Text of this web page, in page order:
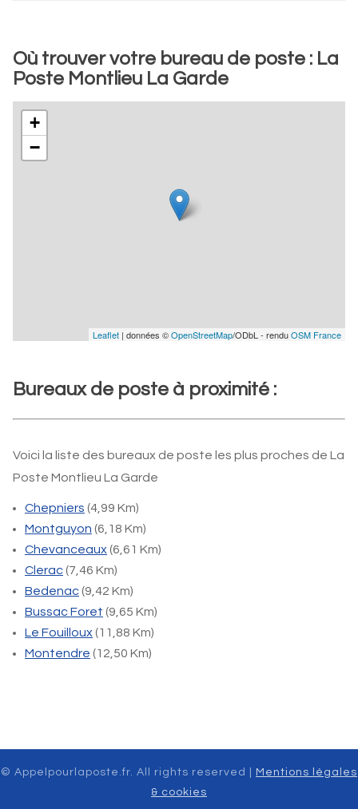
Où trouver votre bureau de poste : La
Poste Montlieu La Garde
+
−
Leaflet | données ©OpenStreetMap/ODbL - renduOSM France
Bureaux de poste à proximité :
Voici la liste des bureaux de poste les plus proches de La
Poste Montlieu La Garde
Chepniers (4,99 Km)
Montguyon (6,18 Km)
Chevanceaux(6,61 Km)
Clerac(7,46 Km)
Bedenac(9,42 Km)
Bussac Foret (9,65 Km)
Le Fouilloux(11,88 Km)
Montendre (12,50 Km)
© Appelpourlaposte.fr. All rights reserved |
Mentions légales
& cookies